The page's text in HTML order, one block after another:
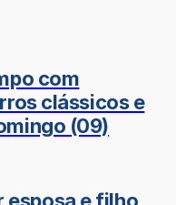
com
clássicos e
(09)